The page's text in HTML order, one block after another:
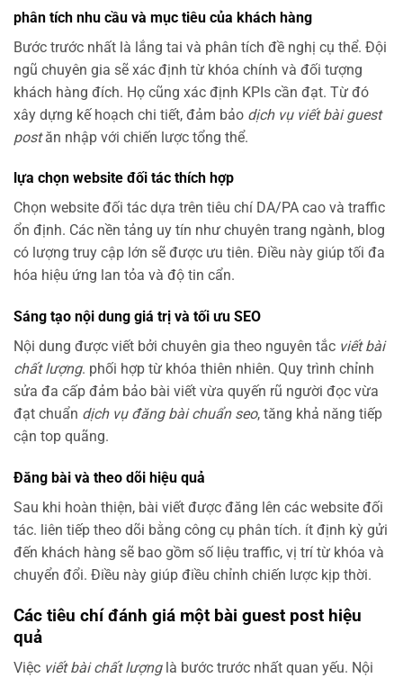
phân tích nhu cầu và mục tiêu của khách hàng
Bước trước nhất là lắng tai và phân tích đề nghị cụ thể. Đội
ngũ chuyên gia sẽ xác định từ khóa chính và đối tượng
khách hàng đích. Họ cũng xác định KPIs cần đạt. Từ đó
xây dựng kế hoạch chi tiết, đảm bảo dịch vụ viết bài guest
postăn nhập với chiến lược tổng thể.
lựa chọn website đối tác thích hợp
Chọn website đối tác dựa trên tiêu chí DA/PA cao và traffic
ổn định. Các nền tảng uy tín như chuyên trang ngành, blog
có lượng truy cập lớn sẽ được ưu tiên. Điều này giúp tối đa
hóa hiệu ứng lan tỏa và độ tin cẩn.
Sáng tạo nội dung giá trị và tối ưu SEO
Nội dung được viết bởi chuyên gia theo nguyên tắc viết bài
chất lượng. phối hợp từ khóa thiên nhiên. Quy trình chỉnh
sửa đa cấp đảm bảo bài viết vừa quyến rũ người đọc vừa
đạt chuẩn dịch vụ đăng bài chuẩn seo, tăng khả năng tiếp
cận top quãng.
Đăng bài và theo dõi hiệu quả
Sau khi hoàn thiện, bài viết được đăng lên các website đối
tác. liên tiếp theo dõi bằng công cụ phân tích. ít định kỳ gửi
đến khách hàng sẽ bao gồm số liệu traffic, vị trí từ khóa và
chuyển đổi. Điều này giúp điều chỉnh chiến lược kịp thời.
Các tiêu chí đánh giá một bài guest post hiệu
quả
Việc viết bài chất lượnglà bước trước nhất quan yếu. Nội